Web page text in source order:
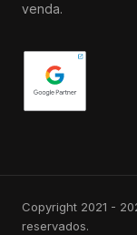
venda.
Copyright 2021 -
reservados.